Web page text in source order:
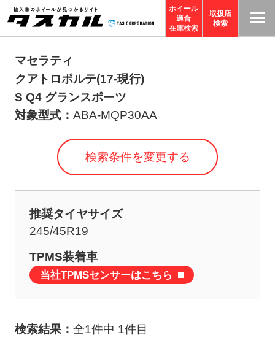
ホイール
適合
在庫検索
取扱店
検索
マセラティ
クアトロポルテ(17-現行)
S Q4 グランスポーツ
対象型式： ABA-MQP30AA
検索条件を変更する
推奨タイヤサイズ
245/45R19
TPMS装着車
当社TPMSセンサーはこちら
検索結果： 全1件中 1件目
T